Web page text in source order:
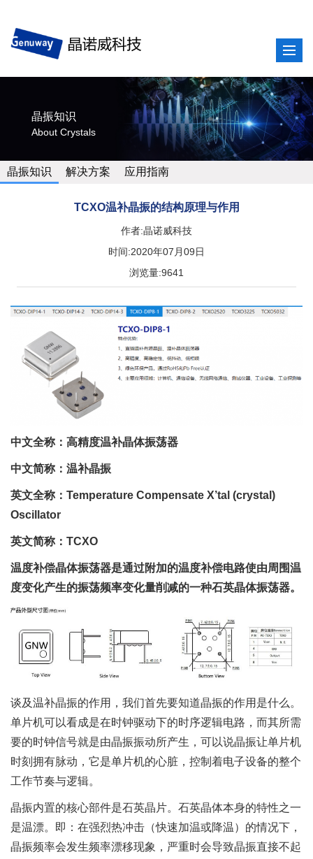
晶振知识
About Crystals
晶振知识 解决方案 应用指南
TCXO温补晶振的结构原理与作用
作者:晶诺威科技
时间:2020年07月09日
浏览量:9641
中文全称：高精度温补晶体振荡器
中文简称：温补晶振
英文全称：Temperature Compensate X’tal (crystal)
Oscillator
英文简称：TCXO
温度补偿晶体振荡器是通过附加的温度补偿电路使由周围温
度变化产生的振荡频率变化量削减的一种石英晶体振荡器。
谈及温补晶振的作用，我们首先要知道晶振的作用是什么。
单片机可以看成是在时钟驱动下的时序逻辑电路，而其所需
要的时钟信号就是由晶振振动所产生，可以说晶振让单片机
时刻拥有脉动，它是单片机的心脏，控制着电子设备的整个
工作节奏与逻辑。
晶振内置的核心部件是石英晶片。石英晶体本身的特性之一
是温漂。即：在强烈热冲击（快速加温或降温）的情况下，
晶振频率会发生频率漂移现象，严重时会导致晶振直接不起